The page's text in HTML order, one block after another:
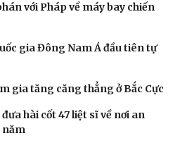
với Pháp về máy bay chiến
gia Đông Nam Á đầu tiên tự
gia tăng căng thẳng ở Bắc Cực
hài cốt 47 liệt sĩ về nơi an
năm